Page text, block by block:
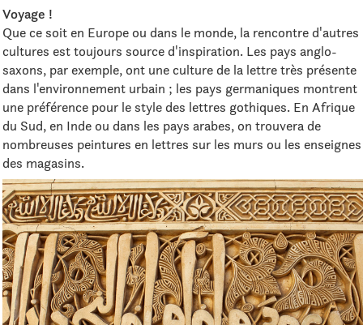
Voyage !
Que ce soit en Europe ou dans le monde, la rencontre d'autres
cultures est toujours source d'inspiration. Les pays anglo-
saxons, par exemple, ont une culture de la lettre très présente
dans l'environnement urbain ; les pays germaniques montrent
une préférence pour le style des lettres gothiques. En Afrique
du Sud, en Inde ou dans les pays arabes, on trouvera de
nombreuses peintures en lettres sur les murs ou les enseignes
des magasins.